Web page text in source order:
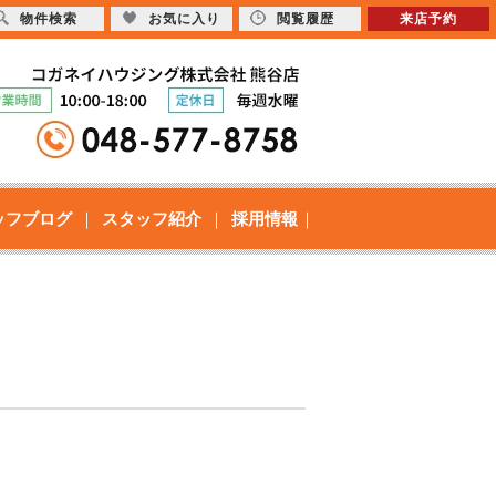
フブログ スタッフ紹介 採用情報
物件検索 お気に入り 閲覧履歴 来店予約